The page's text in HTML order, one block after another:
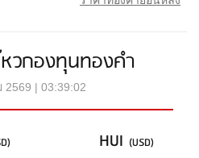
หวกองทุนทองคำ
2569 | 03:39:02
HUI (USD)